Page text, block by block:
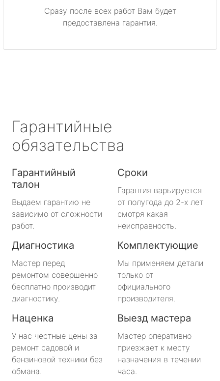
Сразу после всех работ Вам будет
предоставлена гарантия.
Гарантийные
обязательства
Гарантийный
талон
Выдаем гарантию не
зависимо от сложности
работ.
Сроки
Гарантия варьируется
от полугода до 2-х лет
смотря какая
неисправность.
Диагностика
Мастер перед
ремонтом совершенно
бесплатно производит
диагностику.
Комплектующие
Мы применяем детали
только от
официального
производителя.
Наценка
У нас честные цены за
ремонт садовой и
бензиновой техники без
обмана.
Выезд мастера
Мастер оперативно
приезжает к месту
назначения в течении
часа.